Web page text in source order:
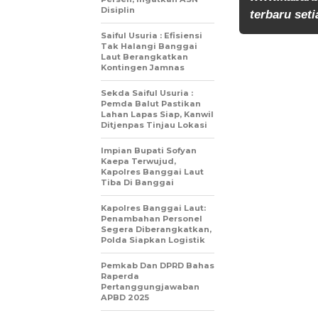
terbaru
Disiplin
Saiful Usuria : Efisiensi
Tak Halangi Banggai
Laut Berangkatkan
Kontingen Jamnas
Sekda Saiful Usuria :
Pemda Balut Pastikan
Lahan Lapas Siap, Kanwil
Ditjenpas Tinjau Lokasi
Impian Bupati Sofyan
Kaepa Terwujud,
Kapolres Banggai Laut
Tiba Di Banggai
Kapolres Banggai Laut:
Penambahan Personel
Segera Diberangkatkan,
Polda Siapkan Logistik
Pemkab Dan DPRD Bahas
Raperda
Pertanggungjawaban
APBD 2025